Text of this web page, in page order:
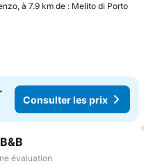
à 7.9 km de : Melito di Porto
Consulter les prix
à mes favoris
évaluation